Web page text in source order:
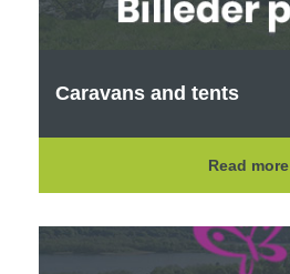
Caravans and tents
Read more